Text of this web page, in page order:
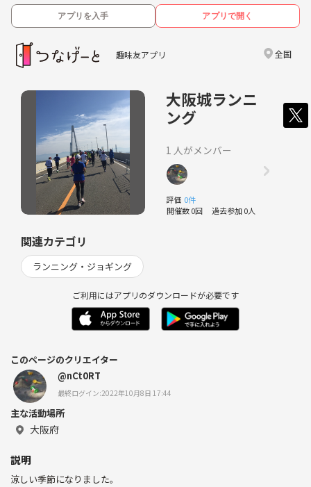
アプリを入手 アプリで開く
趣味友アプリ 全国
大阪城ランニ
ング
1 人がメンバー
評価 0件
開催数 0回 過去参加 0人
関連カテゴリ
ランニング・ジョギング
ご利用にはアプリのダウンロードが必要です
このページのクリエイター
@nCt0RT
最終ログイン:2022年10月8日 17:44
主な活動場所
大阪府
説明
涼しい季節になりました。